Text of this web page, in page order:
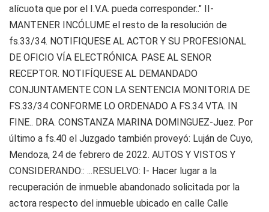
alícuota que por el I.V.A. pueda corresponder.." II-
MANTENER INCÓLUME el resto de la resolución de
fs.33/34. NOTIFIQUESE AL ACTOR Y SU PROFESIONAL
DE OFICIO VÍA ELECTRÓNICA. PASE AL SENOR
RECEPTOR. NOTIFÍQUESE AL DEMANDADO
CONJUNTAMENTE CON LA SENTENCIA MONITORIA DE
FS.33/34 CONFORME LO ORDENADO A FS.34 VTA. IN
FINE.. DRA. CONSTANZA MARINA DOMINGUEZ-Juez. Por
último a fs.40 el Juzgado también proveyó: Luján de Cuyo,
Mendoza, 24 de febrero de 2022. AUTOS Y VISTOS Y
CONSIDERANDO:: ...RESUELVO: I- Hacer lugar a la
recuperación de inmueble abandonado solicitada por la
actora respecto del inmueble ubicado en calle Calle